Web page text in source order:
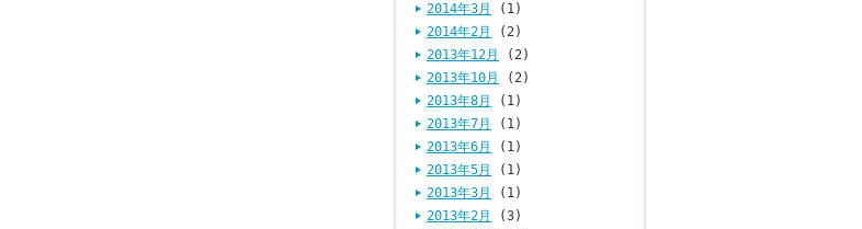
2014年3月
(1)
2014年2月
(2)
2013年12月
(2)
2013年10月
(2)
2013年8月
(1)
2013年7月
(1)
2013年6月
(1)
2013年5月
(1)
2013年3月
(1)
2013年2月
(3)